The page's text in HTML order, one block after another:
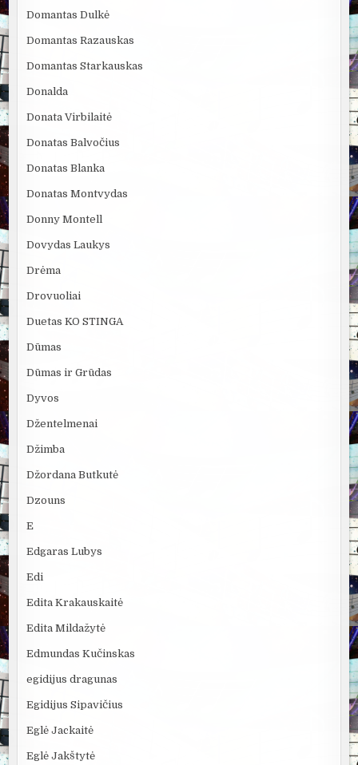
Domantas Dulkė
Domantas Razauskas
Domantas Starkauskas
Donalda
Donata Virbilaitė
Donatas Balvočius
Donatas Blanka
Donatas Montvydas
Donny Montell
Dovydas Laukys
Drėma
Drovuoliai
Duetas KO STINGA
Dūmas
Dūmas ir Grūdas
Dyvos
Džentelmenai
Džimba
Džordana Butkutė
Dzouns
E
Edgaras Lubys
Edi
Edita Krakauskaitė
Edita Mildažytė
Edmundas Kučinskas
egidijus dragunas
Egidijus Sipavičius
Eglė Jackaitė
Eglė Jakštytė